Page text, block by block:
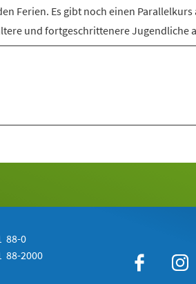
Ferien. Es gibt noch einen
und fortgeschrittenere Jugendliche
88-0
88-2000